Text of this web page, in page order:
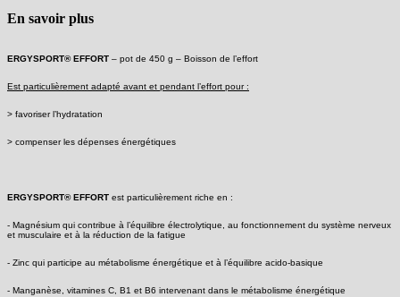
En savoir plus
ERGYSPORT® EFFORT – pot de 450 g – Boisson de l’effort
Est particulièrement adapté avant et pendant l’effort pour :
> favoriser l’hydratation
> compenser les dépenses énergétiques
ERGYSPORT® EFFORT est particulièrement riche en :
- Magnésium qui contribue à l’équilibre électrolytique, au fonctionnement du système nerveux
et musculaire et à la réduction de la fatigue
- Zinc qui participe au métabolisme énergétique et à l’équilibre acido-basique
- Manganèse, vitamines C, B1 et B6 intervenant dans le métabolisme énergétique